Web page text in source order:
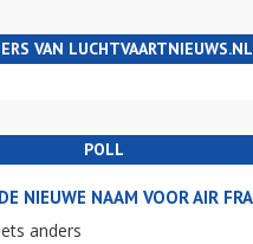
VAN
POLL
NIEUWE NAAM VOOR AIR
anders